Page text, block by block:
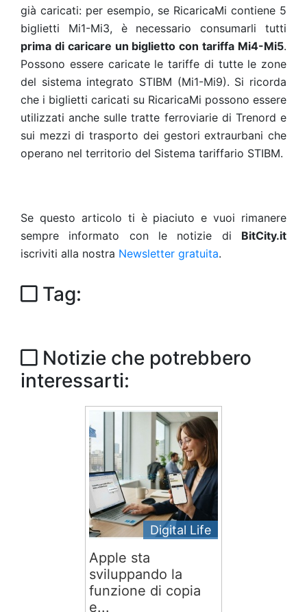
già caricati: per esempio, se RicaricaMi contiene 5
biglietti Mi1-Mi3, è necessario consumarli tutti
prima di caricare un biglietto con tariffa Mi4-Mi5.
Possono essere caricate le tariffe di tutte le zone
del sistema integrato STIBM (Mi1-Mi9). Si ricorda
che i biglietti caricati su RicaricaMi possono essere
utilizzati anche sulle tratte ferroviarie di Trenord e
sui mezzi di trasporto dei gestori extraurbani che
operano nel territorio del Sistema tariffario STIBM.
Se questo articolo ti è piaciuto e vuoi rimanere
sempre informato con le notizie di BitCity.it
iscriviti alla nostra Newsletter gratuita.
Tag:
Notizie che potrebbero
interessarti:
Digital Life
Apple sta
sviluppando la
funzione di copia
e...